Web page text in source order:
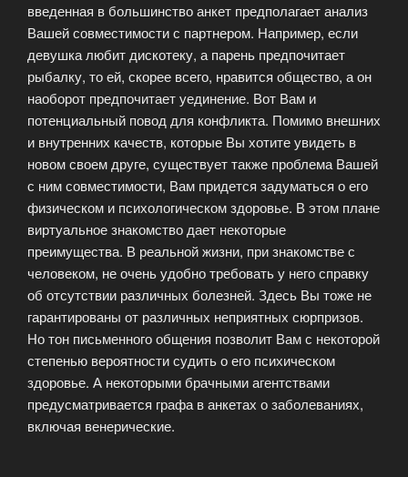
введенная в большинство анкет предполагает анализ
Вашей совместимости с партнером. Например, если
девушка любит дискотеку, а парень предпочитает
рыбалку, то ей, скорее всего, нравится общество, а он
наоборот предпочитает уединение. Вот Вам и
потенциальный повод для конфликта. Помимо внешних
и внутренних качеств, которые Вы хотите увидеть в
новом своем друге, существует также проблема Вашей
с ним совместимости, Вам придется задуматься о его
физическом и психологическом здоровье. В этом плане
виртуальное знакомство дает некоторые
преимущества. В реальной жизни, при знакомстве с
человеком, не очень удобно требовать у него справку
об отсутствии различных болезней. Здесь Вы тоже не
гарантированы от различных неприятных сюрпризов.
Но тон письменного общения позволит Вам с некоторой
степенью вероятности судить о его психическом
здоровье. А некоторыми брачными агентствами
предусматривается графа в анкетах о заболеваниях,
включая венерические.